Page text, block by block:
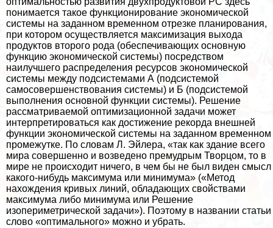
понимается такое функционирование экономической
системы на заданном временном отрезке планирования,
при котором осуществляется максимизация выхода
продуктов второго рода (обеспечивающих основную
функцию экономической системы) посредством
наилучшего распределения ресурсов экономической
системы между подсистемами А (подсистемой
самосовершенствования системы) и Б (подсистемой
выполнения основной функции системы). Решение
рассматриваемой оптимизационной задачи может
интерпретироваться как достижение рекорда внешней
функции экономической системы на заданном временном
промежутке. По словам Л. Эйлера, «так как здание всего
мира совершенно и возведено премудрым Творцом, то в
мире не происходит ничего, в чем бы не был виден смысл
какого-нибудь максимума или минимума» («Метод
нахождения кривых линий, обладающих свойствами
максимума либо минимума или Решение
изопериметрической задачи»). Поэтому в названии статьи
слово «оптимального» можно и убрать.